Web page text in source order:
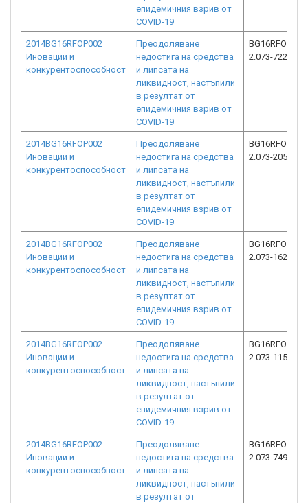
епидемичния взрив от
COVID-19
2014BG16RFOP002
Иновации и
конкурентоспособност
Преодоляване
недостига на средства
и липсата на
ликвидност, настъпили
в резултат от
епидемичния взрив от
COVID-19
BG16RFOP002-
2.073-7225-
2014BG16RFOP002
Иновации и
конкурентоспособност
Преодоляване
недостига на средства
и липсата на
ликвидност, настъпили
в резултат от
епидемичния взрив от
COVID-19
BG16RFOP002-
2.073-2059-
2014BG16RFOP002
Иновации и
конкурентоспособност
Преодоляване
недостига на средства
и липсата на
ликвидност, настъпили
в резултат от
епидемичния взрив от
COVID-19
BG16RFOP002-
2.073-16241-
2014BG16RFOP002
Иновации и
конкурентоспособност
Преодоляване
недостига на средства
и липсата на
ликвидност, настъпили
в резултат от
епидемичния взрив от
COVID-19
BG16RFOP002-
2.073-11514-
2014BG16RFOP002
Иновации и
конкурентоспособност
Преодоляване
недостига на средства
и липсата на
ликвидност, настъпили
в резултат от
BG16RFOP002-
2.073-7496-